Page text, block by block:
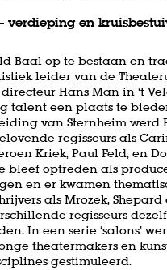
verdieping en
Baal op te bestaan en
leider van de
Hans Man in ‘t
talent een plaats te
van Sternheim werd
regisseurs als
Kriek, Paul Feld, en
bleef optreden als
en er kwamen
als Mrozek,
regisseurs
In een serie ‘salons’
theatermakers en
gestimuleerd.